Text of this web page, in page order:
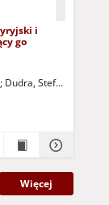
Stefan - red.
i
go
Dudra, Stefan - red.
Więcej